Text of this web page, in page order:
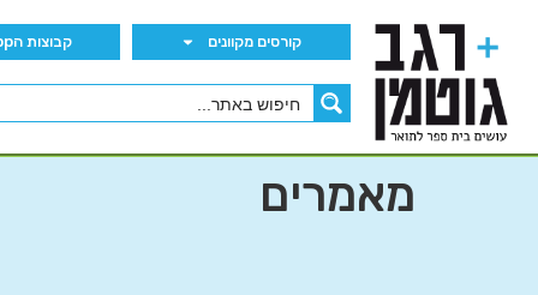
קורסים מקוונים קבוצות הWhatsApp
מאמרים